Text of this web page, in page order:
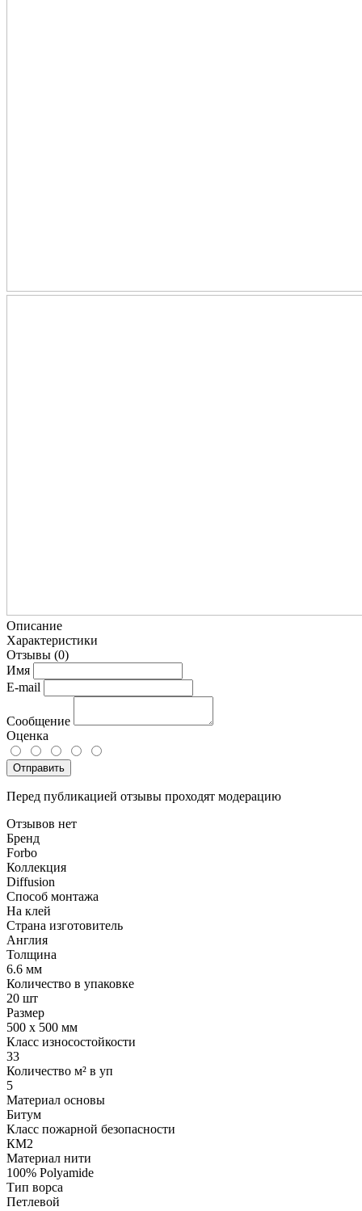
Описание
Характеристики
Отзывы (0)
Имя
E-mail
Сообщение
Оценка
Отправить
Перед публикацией отзывы проходят модерацию
Отзывов нет
Бренд
Forbo
Коллекция
Diffusion
Способ монтажа
На клей
Страна изготовитель
Англия
Толщина
6.6 мм
Количество в упаковке
20 шт
Размер
500 x 500 мм
Класс износостойкости
33
Количество м² в уп
5
Материал основы
Битум
Класс пожарной безопасности
КМ2
Материал нити
100% Polyamide
Тип ворса
Петлевой